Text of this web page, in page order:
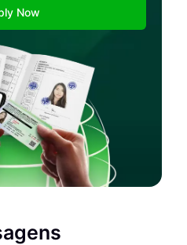
Now